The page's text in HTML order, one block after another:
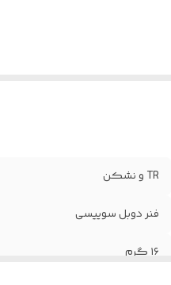
TR و نشکن
فنر دوبل سوییسی
۱۶ گرم